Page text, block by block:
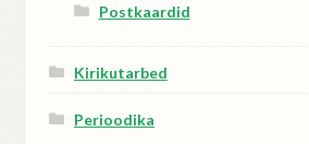
Postkaardid
Kirikutarbed
Perioodika